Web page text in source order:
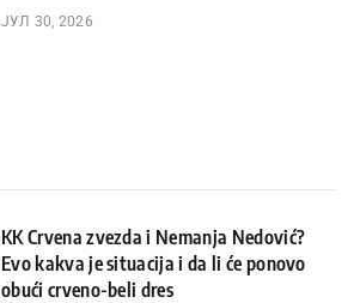
ЈУЛ 30, 2026
KK Crvena zvezda i Nemanja Nedović?
Evo kakva je situacija i da li će ponovo
obući crveno-beli dres